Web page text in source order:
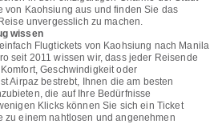
von Kaohsiung aus und finden Sie das
unvergesslich zu machen.
wissen
Flugtickets von Kaohsiung nach Manila
seit 2011 wissen wir, dass jeder Reisende
Geschwindigkeit oder
Airpaz bestrebt, Ihnen die am besten
die auf Ihre Bedürfnisse
Klicks können Sie sich ein Ticket
zu einem nahtlosen und angenehmen